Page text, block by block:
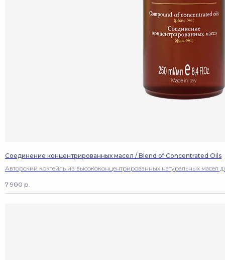
Соединение концентрированных масел / Blend of Concentrated Oils
Авторский коктейль из высококонцентрированных натуральных масел
7 900 р.